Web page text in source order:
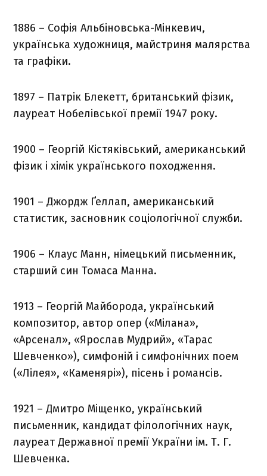
1886 – Софія Альбіновська-Мінкевич,
українська художниця, майстриня малярства
та графіки.
1897 – Патрік Блекетт, британський фізик,
лауреат Нобелівської премії 1947 року.
1900 – Георгій Кістяківський, американський
фізик і хімік українського походження.
1901 – Джордж Ґеллап, американський
статистик, засновник соціологічної служби.
1906 – Клаус Манн, німецький письменник,
старший син Томаса Манна.
1913 – Георгій Майборода, український
композитор, автор опер («Мілана»,
«Арсенал», «Ярослав Мудрий», «Тарас
Шевченко»), симфоній і симфонічних поем
(«Лілея», «Каменярі»), пісень і романсів.
1921 – Дмитро Міщенко, український
письменник, кандидат філологічних наук,
лауреат Державної премії України ім. Т. Г.
Шевченка.